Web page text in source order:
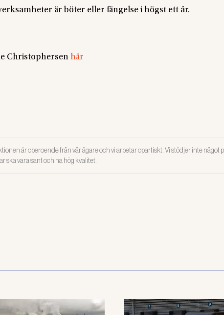
är böter eller fängelse i högst ett år.
Christophersen här
är oberoende från vår ägare och vi arbetar opartiskt. Vi stödjer inte något
ska vara sant och ha hög kvalitet.